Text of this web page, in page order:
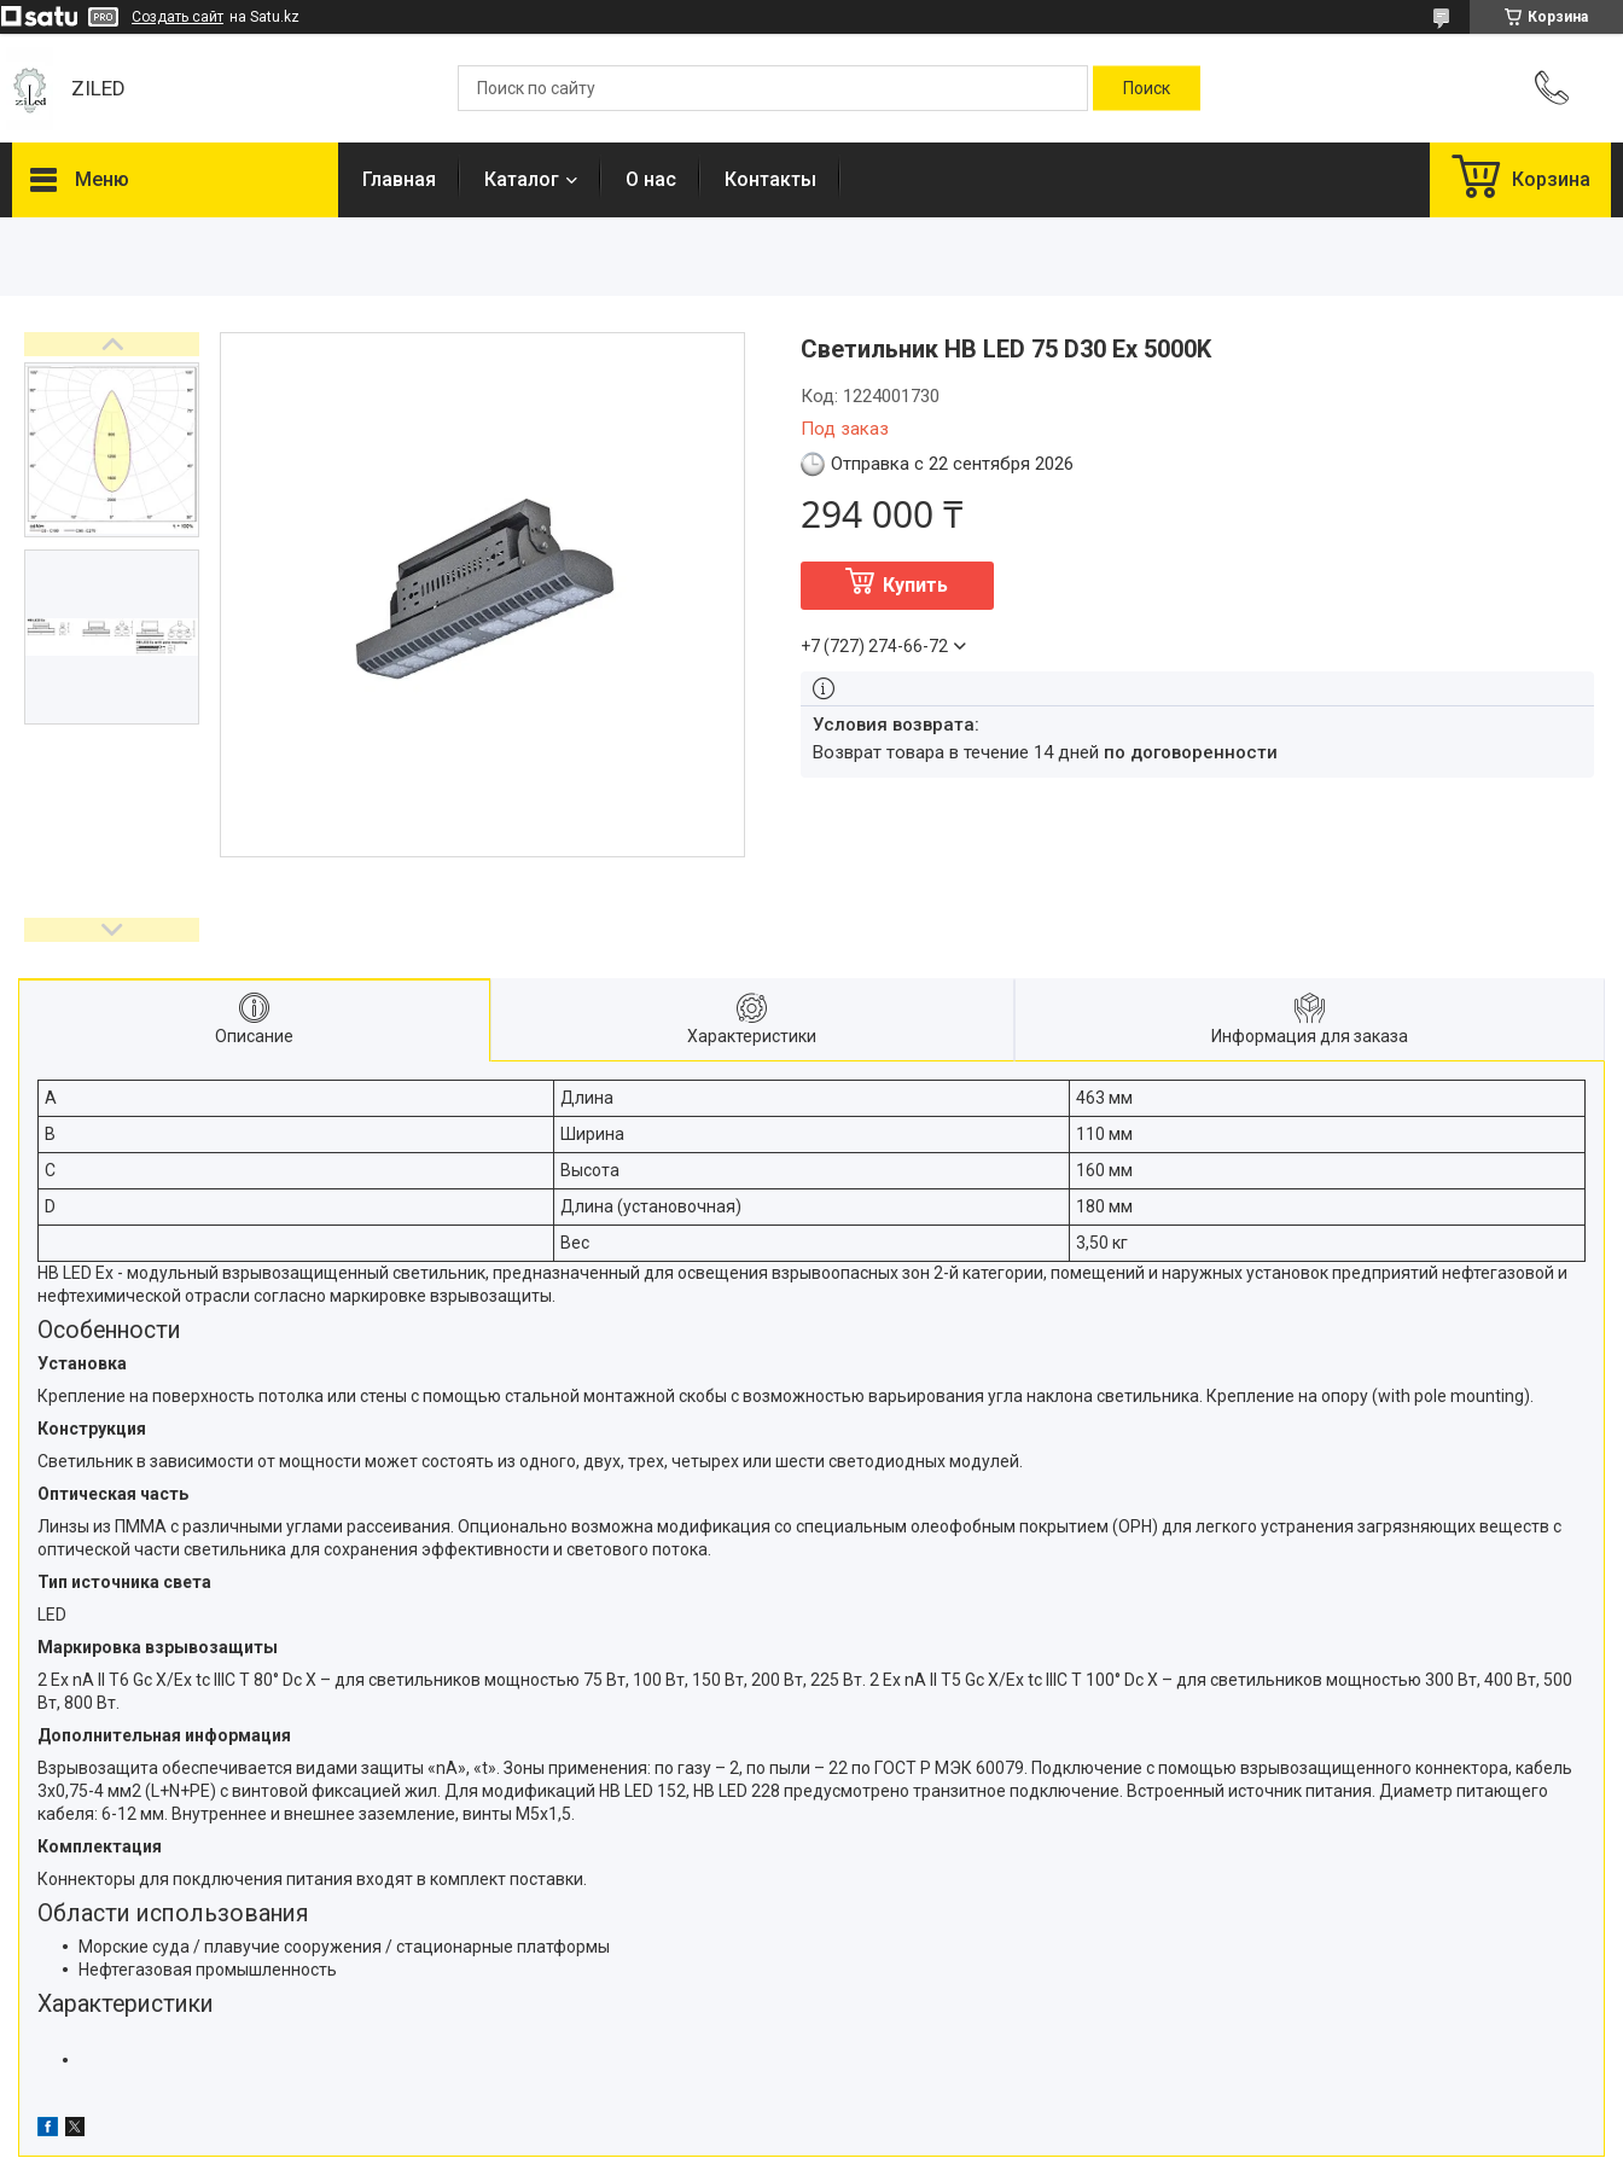
Создать сайт на Satu.kz Корзина
ZILED
Меню
ФАРЛАЙТ
АСТЗ
NLCO
INNOLUX
Отзывы
Главная Каталог О нас Контакты Корзина
Светильник HB LED 75 D30 Ex 5000K
Под заказ
Код: 1224001730
Отправка с 22 сентября 2026
294 000 ₸
Купить
+7 (727) 274-66-72
возврат товара в течение 14 дней по договоренности
Описание Характеристики Информация для заказа
A Длина
463 мм
B
Ширина
110 мм
C
Высота
160 мм
D
Длина (установочная)
180 мм
Вес
3,50 кг
HB LED Ex - модульный взрывозащищенный светильник, предназначенный для освещения взрывоопасных зон 2-й категории, помещений и наружных установок предприятий нефтегазовой и
нефтехимической отрасли согласно маркировке взрывозащиты.
Особенности
Установка
Крепление на поверхность потолка или стены с помощью стальной монтажной скобы с возможностью варьирования угла наклона светильника. Крепление на опору (with pole mounting).
Конструкция
Светильник в зависимости от мощности может состоять из одного, двух, трех, четырех или шести светодиодных модулей.
Оптическая часть
Линзы из ПММА с различными углами рассеивания. Опционально возможна модификация со специальным олеофобным покрытием (OPH) для легкого устранения загрязняющих веществ с
оптической части светильника для сохранения эффективности и светового потока.
Тип источника света
LED
Маркировка взрывозащиты
2 Ex nA II T6 Gc X/Ex tc IIIC T 80° Dc X – для светильников мощностью 75 Вт, 100 Вт, 150 Вт, 200 Вт, 225 Вт. 2 Ex nA II T5 Gc X/Ex tc IIIC T 100° Dc X – для светильников мощностью 300 Вт, 400 Вт, 500
Вт, 800 Вт.
Дополнительная информация
Взрывозащита обеспечивается видами защиты «nA», «t». Зоны применения: по газу – 2, по пыли – 22 по ГОСТ Р МЭК 60079. Подключение с помощью взрывозащищенного коннектора, кабель
3х0,75-4 мм2 (L+N+PE) c винтовой фиксацией жил. Для модификаций HB LED 152, HB LED 228 предусмотрено транзитное подключение. Встроенный источник питания. Диаметр питающего
кабеля: 6-12 мм. Внутреннее и внешнее заземление, винты М5х1,5.
Комплектация
Коннекторы для покдлючения питания входят в комплект поставки.
Области использования
Морские суда / плавучие сооружения / стационарные платформы
Нефтегазовая промышленность
Характеристики